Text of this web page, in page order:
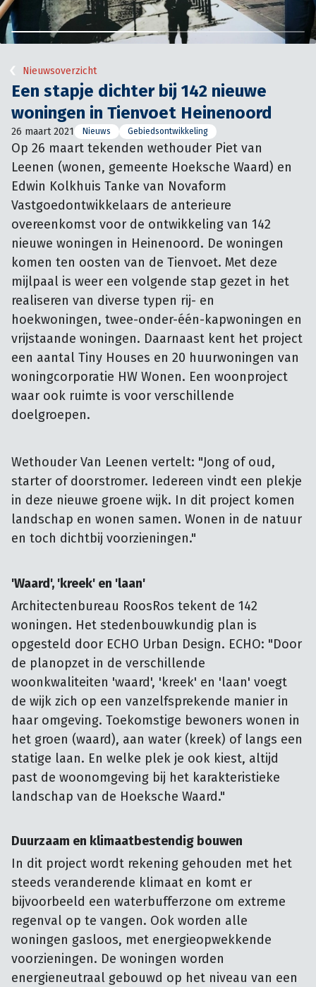
Nieuwsoverzicht
Een stapje dichter bij 142 nieuwe
woningen in Tienvoet Heinenoord
26 maart 2021 Nieuws Gebiedsontwikkeling
Op 26 maart tekenden wethouder Piet van
Leenen (wonen, gemeente Hoeksche Waard) en
Edwin Kolkhuis Tanke van Novaform
Vastgoedontwikkelaars de anterieure
overeenkomst voor de ontwikkeling van 142
nieuwe woningen in Heinenoord. De woningen
komen ten oosten van de Tienvoet. Met deze
mijlpaal is weer een volgende stap gezet in het
realiseren van diverse typen rij- en
hoekwoningen, twee-onder-één-kapwoningen en
vrijstaande woningen. Daarnaast kent het project
een aantal Tiny Houses en 20 huurwoningen van
woningcorporatie HW Wonen. Een woonproject
waar ook ruimte is voor verschillende
doelgroepen.
Wethouder Van Leenen vertelt: "Jong of oud,
starter of doorstromer. Iedereen vindt een plekje
in deze nieuwe groene wijk. In dit project komen
landschap en wonen samen. Wonen in de natuur
en toch dichtbij voorzieningen."
'Waard', 'kreek' en 'laan'
Architectenbureau RoosRos tekent de 142
woningen. Het stedenbouwkundig plan is
opgesteld door ECHO Urban Design. ECHO: "Door
de planopzet in de verschillende
woonkwaliteiten 'waard', 'kreek' en 'laan' voegt
de wijk zich op een vanzelfsprekende manier in
haar omgeving. Toekomstige bewoners wonen in
het groen (waard), aan water (kreek) of langs een
statige laan. En welke plek je ook kiest, altijd
past de woonomgeving bij het karakteristieke
landschap van de Hoeksche Waard."
Duurzaam en klimaatbestendig bouwen
In dit project wordt rekening gehouden met het
steeds veranderende klimaat en komt er
bijvoorbeeld een waterbufferzone om extreme
regenval op te vangen. Ook worden alle
woningen gasloos, met energieopwekkende
voorzieningen. De woningen worden
energieneutraal gebouwd op het niveau van een